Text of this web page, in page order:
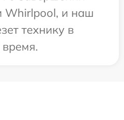
Whirlpool, и наш
технику в